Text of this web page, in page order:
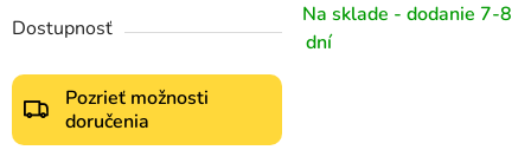
Dostupnosť
Na sklade - dodanie 7-8
dní
Pozrieť možnosti
doručenia